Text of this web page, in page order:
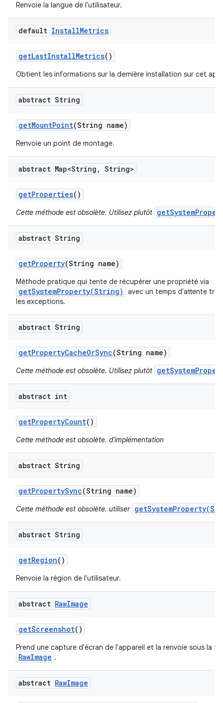
Renvoie la langue de l'utilisateur.
default InstallMetrics
getLastInstallMetrics()
Obtient les informations sur la dernière installation sur cet
abstract String
getMountPoint(String name)
Renvoie un point de montage.
abstract Map<String , String>
getProperties()
Cette méthode est obsolète. Utilisez plutôt
abstract String
getProperty(String name)
Méthode pratique qui tente de récupérer une propriété via
getSystemProperty(String)
avec un temps d'attente
les exceptions.
abstract String
getPropertyCacheOrSync(String name)
Cette méthode est obsolète. Utilisez plutôt
abstract int
getPropertyCount()
Cette méthode est obsolète. d'implémentation
abstract String
getPropertySync(String name)
Cette méthode est obsolète. utiliser
abstract String
getRegion()
Renvoie la région de l'utilisateur.
abstract RawImage
getScreenshot()
Prend une capture d'écran de l'appareil et la renvoie sous la
RawImage .
abstract RawImage